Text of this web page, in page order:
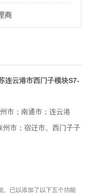
商
连云港市西门子模块S7-
市；南通市；连云港
州市；宿迁市。西门子子
。已以添加了以下五个功能